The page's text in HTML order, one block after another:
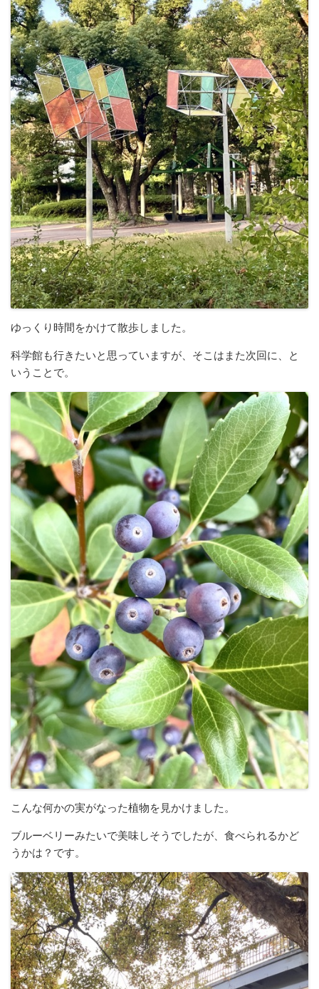
ゆっくり時間をかけて散歩しました。
科学館も行きたいと思っていますが、そこはまた次回に、と
いうことで。
こんな何かの実がなった植物を見かけました。
ブルーベリーみたいで美味しそうでしたが、食べられるかど
うかは？です。